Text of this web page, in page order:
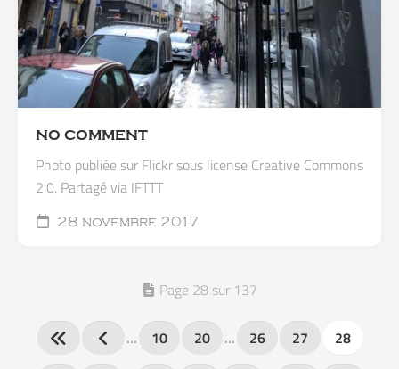
NO COMMENT
Photo publiée sur Flickr sous license Creative Commons
2.0. Partagé via IFTTT
28 novembre 2017
Page 28 sur 137
… 10 20 … 26 27
28